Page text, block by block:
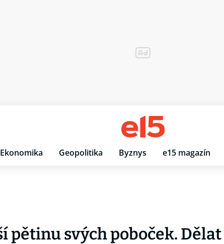
Ekonomika Geopolitika Byznys e15 magazín
pětinu svých poboček. Dělat